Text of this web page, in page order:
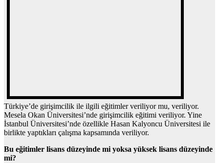
Türkiye’de girişimcilik ile ilgili eğitimler veriliyor mu, veriliyor.
Mesela Okan Üniversitesi’nde girişimcilik eğitimi veriliyor. Yine
İstanbul Üniversitesi’nde özellikle Hasan Kalyoncu Üniversitesi ile
birlikte yaptıkları çalışma kapsamında veriliyor.
Bu eğitimler lisans düzeyinde mi yoksa yüksek lisans düzeyinde
mi?